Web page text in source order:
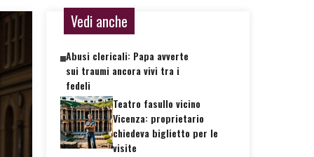
Vedi anche
Abusi clericali: Papa avverte
sui traumi ancora vivi tra i
fedeli
Teatro fasullo vicino
Vicenza: proprietario
chiedeva biglietto per le
visite